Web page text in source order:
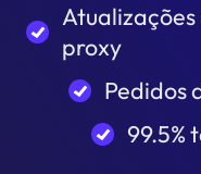
proxy
Pedidos
99.5%